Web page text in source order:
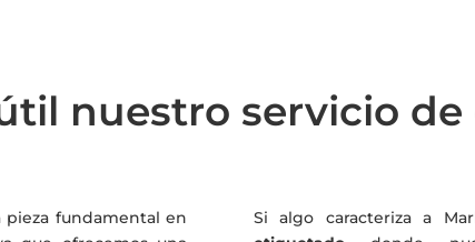
nuestro servicio
fundamental en
Si algo caracteriza a